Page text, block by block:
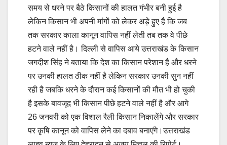
समय से धरने पर बैठे किसानों की हालत गंभीर बनी हुई है
लेकिन किसान भी अपनी मांगों को लेकर अड़े हुए है कि जब
तक सरकार काला कानून वापिस नहीं लेती तब तक वे पीछे
हटने वाले नहीं है। दिल्ली से वापिस आये उत्तराखंड के किसान
जगदीश सिंह ने बताया कि देश का किसान परेशान है और धरने
पर उनकी हालत ठीक नहीं है लेकिन सरकार उनकी सुन नहीं
रही है जबकि धरने के दौरान कई किसानों की मौत भी हो चुकी
है इसके बावजूद भी किसान पीछे हटने वाले नहीं है और आगे
26 जनवरी को एक विशाल रैली किसान निकालेंगे और सरकार
पर कृषि कानून को वापिस लेने का दबाव बनाएंगे।उत्तराखंड